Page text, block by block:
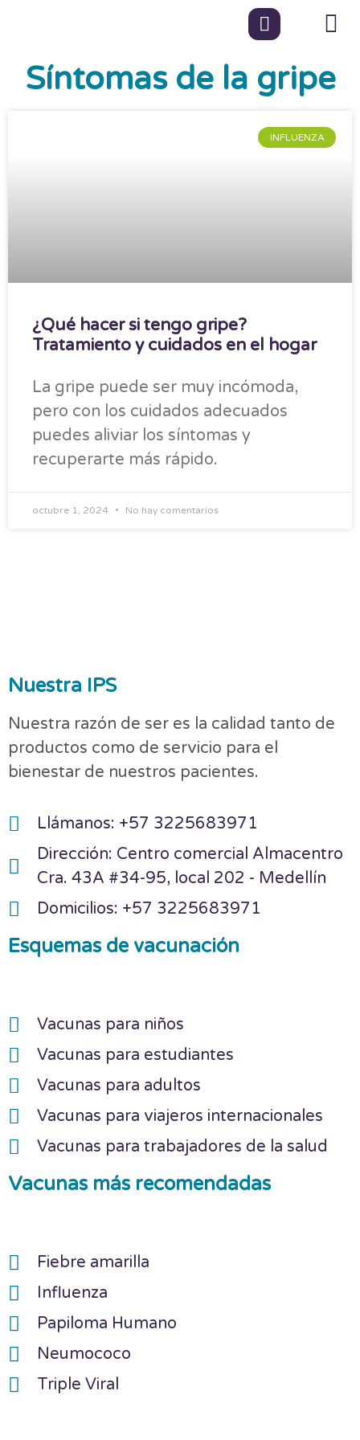
Síntomas de la gripe
INFLUENZA
¿Qué hacer si tengo gripe?
Tratamiento y cuidados en el hogar
La gripe puede ser muy incómoda,
pero con los cuidados adecuados
puedes aliviar los síntomas y
recuperarte más rápido.
octubre 1, 2024 No hay comentarios
Nuestra IPS
Nuestra razón de ser es la calidad tanto de
productos como de servicio para el
bienestar de nuestros pacientes.
Llámanos: +57 3225683971
Dirección: Centro comercial Almacentro
Cra. 43A #34-95, local 202 - Medellín
Domicilios: +57 3225683971
Esquemas de vacunación
Vacunas para niños
Vacunas para estudiantes
Vacunas para adultos
Vacunas para viajeros internacionales
Vacunas para trabajadores de la salud
Vacunas más recomendadas
Fiebre amarilla
Influenza
Papiloma Humano
Neumococo
Triple Viral